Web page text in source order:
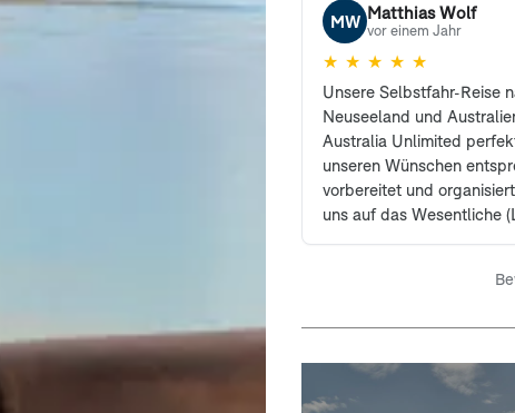
MW Matthias Wolf
vor einem Jahr
★ ★ ★ ★ ★
Unsere Selbstfahr-Reise
Neuseeland und
Australia Unlimited
unseren Wünschen
vorbereitet und
uns auf das Wesentliche
stand uns Herr
nur weiterempfehlen.